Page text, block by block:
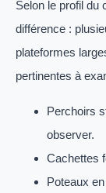
Selon le profil du
différence :
plateformes
pertinentes à
Perchoirs
observer.
Cachettes
Poteaux